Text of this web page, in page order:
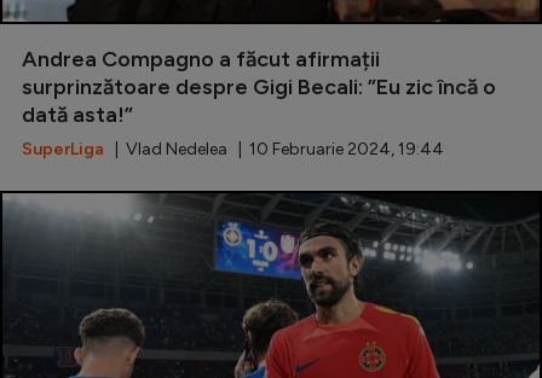
Andrea Compagno a făcut afirmații
surprinzătoare despre Gigi Becali: ”Eu zic încă o
dată asta!”
SuperLiga | Vlad Nedelea | 10 Februarie 2024, 19:44